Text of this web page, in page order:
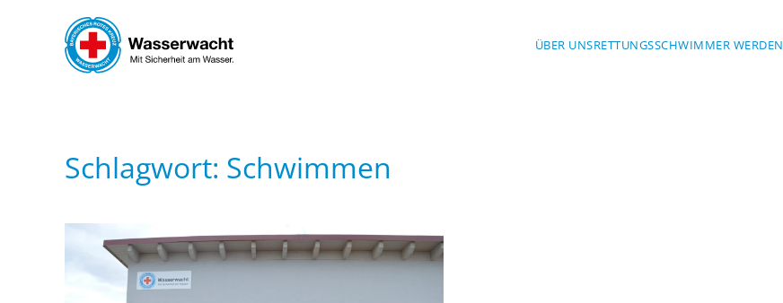
Skip to main content ÜBER UNSRETTUNGSSCHWIMMER WERDEN
Schlagwort: Schwimmen